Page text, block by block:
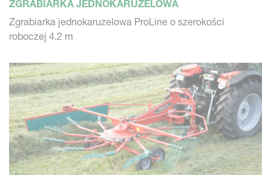
ZGRABIARKA JEDNOKARUZELOWA
Zgrabiarka jednokaruzelowa ProLine o szerokości
roboczej 4.2 m